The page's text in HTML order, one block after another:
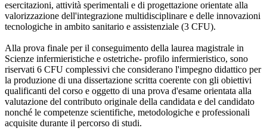
esercitazioni, attività sperimentali e di progettazione orientate alla
valorizzazione dell'integrazione multidisciplinare e delle innovazioni
tecnologiche in ambito sanitario e assistenziale (3 CFU).
Alla prova finale per il conseguimento della laurea magistrale in
Scienze infermieristiche e ostetriche- profilo infermieristico, sono
riservati 6 CFU complessivi che considerano l'impegno didattico per
la produzione di una dissertazione scritta coerente con gli obiettivi
qualificanti del corso e oggetto di una prova d'esame orientata alla
valutazione del contributo originale della candidata e del candidato
nonché le competenze scientifiche, metodologiche e professionali
acquisite durante il percorso di studi.